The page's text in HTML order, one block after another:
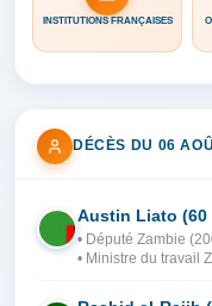
INSTITUTIONS FRANÇAISES
DÉCÈS DU 06
ZA
Austin Liato (60
• Député Zambie
• Ministre du travail